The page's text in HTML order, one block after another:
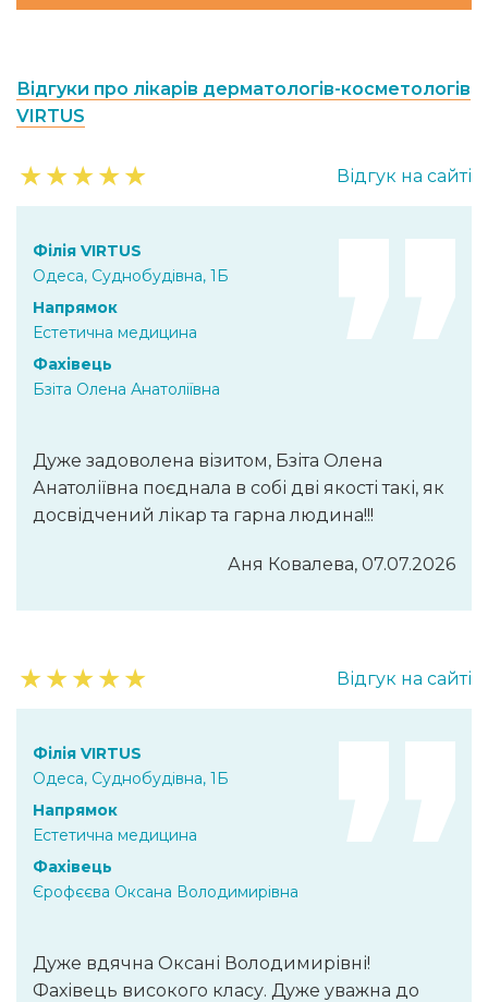
Відгуки про лікарів дерматологів-косметологів
VIRTUS
★★★★★ Відгук на сайті
Філія VIRTUS
Одеса, Суднобудівна, 1Б
Напрямок
Естетична медицина
Фахівець
Бзіта Олена Анатоліївна
Дуже задоволена візитом, Бзіта Олена
Анатоліївна поєднала в собі дві якості такі, як
досвідчений лікар та гарна людина!!!
Аня Ковалева, 07.07.2026
★★★★★ Відгук на сайті
Філія VIRTUS
Одеса, Суднобудівна, 1Б
Напрямок
Естетична медицина
Фахівець
Єрофєєва Оксана Володимирівна
Дуже вдячна Оксані Володимирівні!
Фахівець високого класу. Дуже уважна до